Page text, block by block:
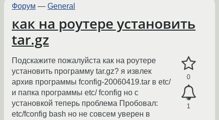
Форум — General
как на роутере установить
tar.gz
0
1
Подскажите пожалуйста как на роутере
установить программу tar.gz? я извлек
архив программы fconfig-20060419.tar в etc/
и папка программы etc/ fconfig но с
установкой теперь проблема Пробовал:
etc/fconfig bash но не совсем уверен в